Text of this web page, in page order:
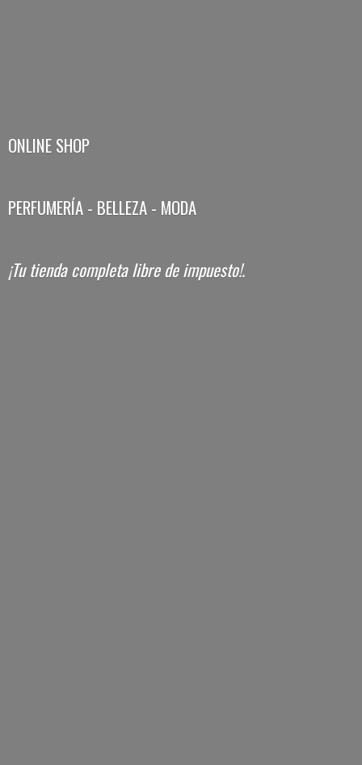
ONLINE SHOP
PERFUMERÍA - BELLEZA - MODA
¡Tu tienda completa librede impuesto!.